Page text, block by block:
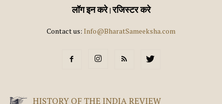
लॉग इन करे|रजिस्टर करे
Contact us: Info@BharatSameeksha.com
HISTORY OF THE INDIA REVIEW